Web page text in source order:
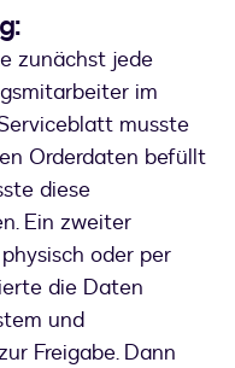
zunächst jede
im
musste
Orderdaten befüllt
diese
Ein zweiter
oder per
die Daten
und
Freigabe. Dann